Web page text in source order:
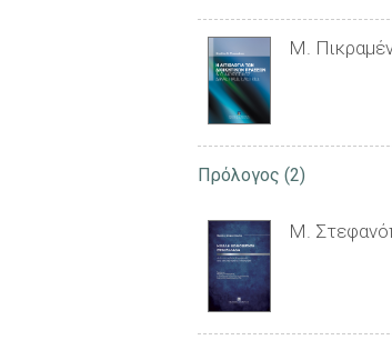
Μ.
Πρόλογος (2)
Μ.